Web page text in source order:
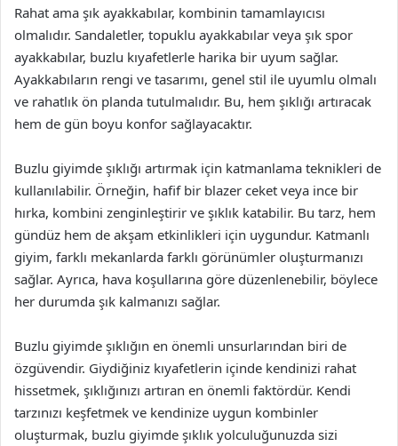
Rahat ama şık ayakkabılar, kombinin tamamlayıcısı
olmalıdır. Sandaletler, topuklu ayakkabılar veya şık spor
ayakkabılar, buzlu kıyafetlerle harika bir uyum sağlar.
Ayakkabıların rengi ve tasarımı, genel stil ile uyumlu olmalı
ve rahatlık ön planda tutulmalıdır. Bu, hem şıklığı artıracak
hem de gün boyu konfor sağlayacaktır.
Buzlu giyimde şıklığı artırmak için katmanlama teknikleri de
kullanılabilir. Örneğin, hafif bir blazer ceket veya ince bir
hırka, kombini zenginleştirir ve şıklık katabilir. Bu tarz, hem
gündüz hem de akşam etkinlikleri için uygundur. Katmanlı
giyim, farklı mekanlarda farklı görünümler oluşturmanızı
sağlar. Ayrıca, hava koşullarına göre düzenlenebilir, böylece
her durumda şık kalmanızı sağlar.
Buzlu giyimde şıklığın en önemli unsurlarından biri de
özgüvendir. Giydiğiniz kıyafetlerin içinde kendinizi rahat
hissetmek, şıklığınızı artıran en önemli faktördür. Kendi
tarzınızı keşfetmek ve kendinize uygun kombinler
oluşturmak, buzlu giyimde şıklık yolculuğunuzda sizi